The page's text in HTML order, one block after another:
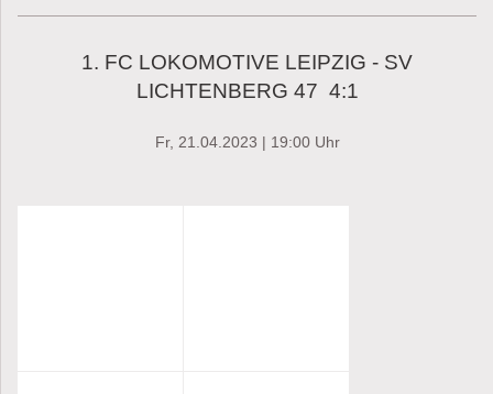
1. FC LOKOMOTIVE LEIPZIG - SV
LICHTENBERG 47 4:1
Fr, 21.04.2023 | 19:00 Uhr